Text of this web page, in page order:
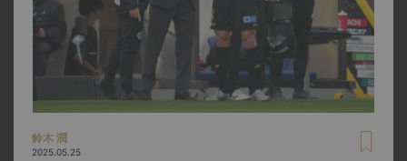
鈴木 潤
2025.05.25